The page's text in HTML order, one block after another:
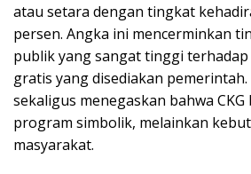
atau setara dengan tingkat
persen. Angka ini mencerminkan
publik yang sangat tinggi
gratis yang disediakan
sekaligus menegaskan bahwa
program simbolik, melainkan
masyarakat.